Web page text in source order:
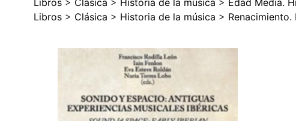
Libros > Clásica > Historia de la música > Edad Media.
Libros > Clásica > Historia de la música > Renacimiento.